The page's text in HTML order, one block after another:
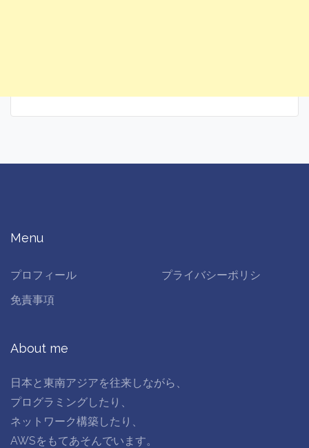
Menu
プロフィール
プライバシーポリシ
免責事項
About me
日本と東南アジアを往来しながら、
プログラミングしたり、
ネットワーク構築したり、
AWSをもてあそんでいます。